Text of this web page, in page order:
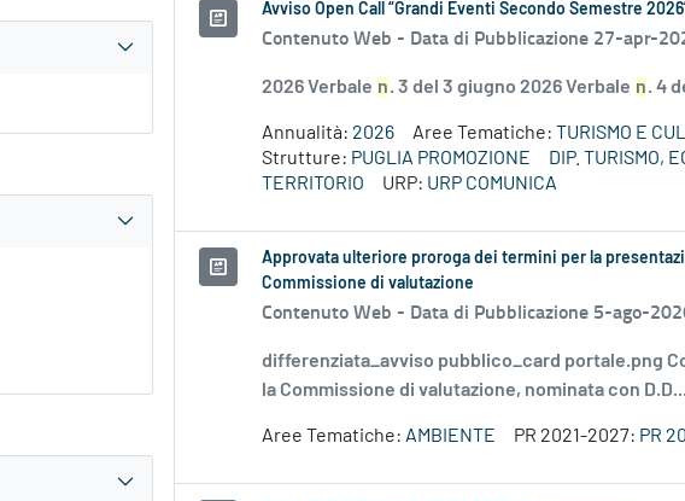
Avviso Open Call “Grandi Eventi Secondo Semestre
Contenuto Web - Data di Pubblicazione 27-apr-
2026 Verbale n. 3 del 3 giugno 2026 Verbale n. 4
Annualità: 2026 Aree Tematiche: TURISMO E
Strutture: PUGLIA PROMOZIONE
DIP. TURISMO,
TERRITORIO
URP: URP COMUNICA
Approvata ulteriore proroga dei termini per la
Commissione di valutazione
Contenuto Web - Data di Pubblicazione 5-ago-
differenziata_avviso pubblico_card portale.png
la Commissione di valutazione, nominata con
Aree Tematiche: AMBIENTE PR 2021-2027: PR